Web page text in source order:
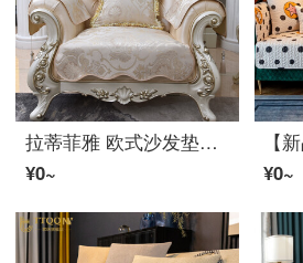
拉蒂菲雅 欧式沙发垫奢华高档布艺防滑坐垫套装四季通用革張りのソファ巾靠背巾贵妃脚踏抱枕123组合定做经典 芳华米色波浪 (70+下垂18)*120坐垫
¥0~
¥0~